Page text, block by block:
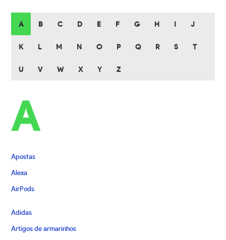
A B C D E F G H J
K L M N O P Q R S T
U V W X Y Z
A
Apostas
Alexa
AirPods
Adidas
Artigos de armarinhos